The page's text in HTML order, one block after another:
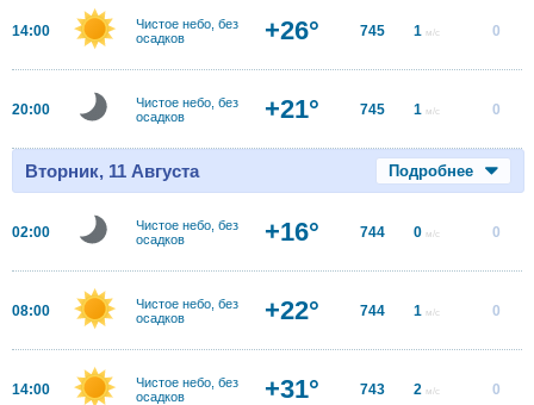
14:00
Чистое небо, без
осадков
+26° 745 1 м/с 0
20:00
Чистое небо, без
осадков
+21° 745 1 м/с 0
Вторник, 11 Августа Подробнее
02:00
Чистое небо, без
осадков
+16° 744 0 м/с 0
08:00
Чистое небо, без
осадков
+22° 744 1 м/с 0
14:00
Чистое небо, без
осадков
+31° 743 2 м/с 0